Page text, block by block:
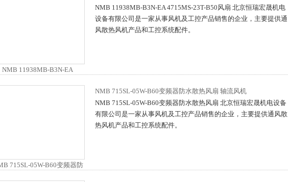
NMB 11938MB-B3N-EA 4715MS-23T-B50风扇 北京恒瑞宏晟机电
设备有限公司是一家从事风机及工控产品销售的企业，主要提供通
风散热风机产品和工控系统配件。
NMB 715SL-05W-B60变频器防水散热风扇 轴流风机
NMB 715SL-05W-B60变频器防水散热风扇 北京恒瑞宏晟机电设备
有限公司是一家从事风机及工控产品销售的企业，主要提供通风散
热风机产品和工控系统配件。